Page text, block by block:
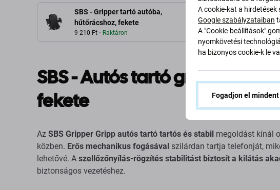
SBS - Gripper tartó autóba,
hűtőrácshoz, fekete
9 210 Ft Raktáron
SBS - Autós tartó grip, rácsra
fekete
Az SBS Gripper Gripp autós tartó tartós és stabil megoldást kínál
közben. Erős mechanikus fogásával szilárdan tartja telefonját,
lehetővé. A szellőzőnyílás-rögzítés stabilitást biztosít a kilátás
biztonságos vezetéshez.
A cookie-kat a
Google szabályzataiban
A "Cookie-beállítások"
nyomkövetési
ha bizonyos cookie-k le
Fogadjon el mindent